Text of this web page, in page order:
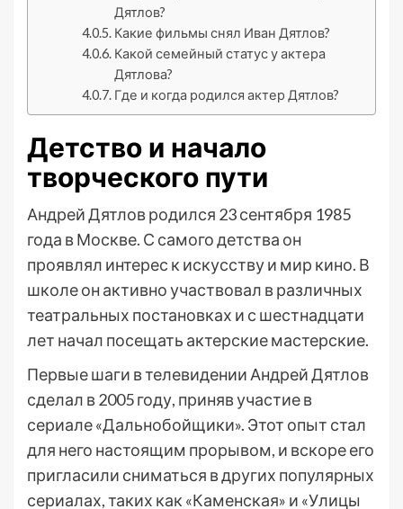
Дятлов?
Какие фильмы снял Иван Дятлов?
Какой семейный статус у актера
Дятлова?
Где и когда родился актер Дятлов?
Детство и начало
творческого пути
Андрей Дятлов родился 23 сентября 1985
года в Москве. С самого детства он
проявлял интерес к искусству и мир кино. В
школе он активно участвовал в различных
театральных постановках и с шестнадцати
лет начал посещать актерские мастерские.
Первые шаги в телевидении Андрей Дятлов
сделал в 2005 году, приняв участие в
сериале «Дальнобойщики». Этот опыт стал
для него настоящим прорывом, и вскоре его
пригласили сниматься в других популярных
сериалах, таких как «Каменская» и «Улицы